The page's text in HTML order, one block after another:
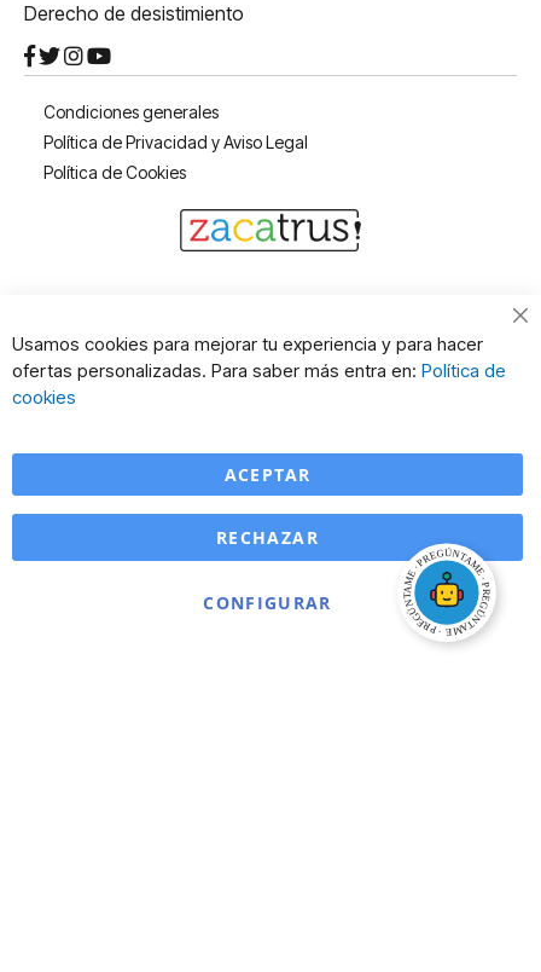
Derecho de desistimiento
Condiciones generales
Política de Privacidad y Aviso Legal
Política de Cookies
Usamos cookies para mejorar tu experiencia y para hacer
ofertas personalizadas. Para saber más entra en: Política de
cookies
ACEPTAR
CONFIGURAR
RECHAZAR